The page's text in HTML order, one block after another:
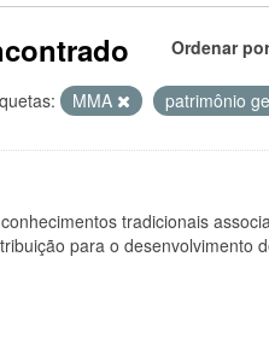
Ordenar por
MMA patrimônio
tradicionais
para o desenvolvimento